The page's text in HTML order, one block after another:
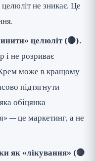
не зникає. Це
целюліт (🔴).
не розриває
Крем може в кращому
підтягнути
обіцянка
— це маркетинг, а не
як «лікування» (🔴